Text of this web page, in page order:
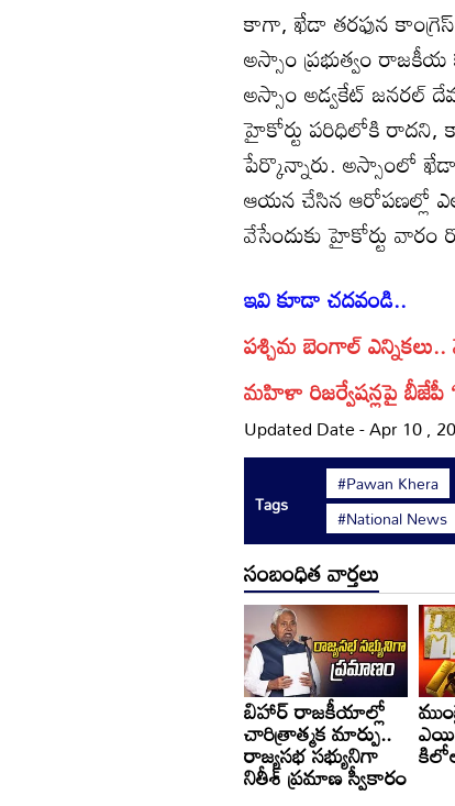
కాగా, ఖేడా తరఫున
అస్సాం ప్రభుత్వం
అస్సాం అడ్వకేట్ జనరల్
హైకోర్టు పరిధిలోకి
పేర్కొన్నారు. అస్సాంలో
ఆయన చేసిన ఆరోపణల్లో
వేసేందుకు హైకోర్టు
ఇవి కూడా చదవండి..
పశ్చిమ బెంగాల్
మహిళా రిజర్వేషన్లపై బీజేపీ
Updated Date - Apr 10 ,
Tags
#Pawan Khera
#National News
సంబంధిత వార్తలు
బిహార్ రాజకీయాల్లో
చారిత్రాత్మక మార్పు..
రాజ్యసభ సభ్యునిగా
నితీశ్ ప్రమాణ స్వీకారం